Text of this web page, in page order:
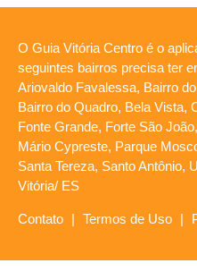
O Guia Vitória Centro é o
seguintes bairros precisa ter
Ariovaldo Favalessa, Bairro
Bairro do Quadro, Bela Vista,
Fonte Grande, Forte São
Mário Cypreste, Parque
Santa Tereza, Santo Antônio,
Vitória/ ES
Contato | Termos de Uso |